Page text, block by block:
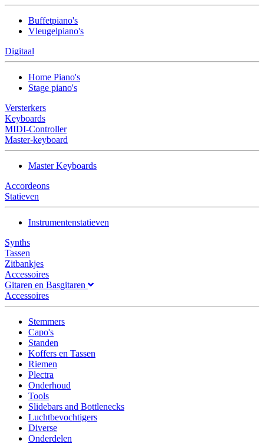
Buffetpiano's
Vleugelpiano's
Digitaal
Home Piano's
Stage piano's
Versterkers
Keyboards
MIDI-Controller
Master-keyboard
Master Keyboards
Accordeons
Statieven
Instrumentenstatieven
Synths
Tassen
Zitbankjes
Accessoires
Gitaren en Basgitaren
Accessoires
Stemmers
Capo's
Standen
Koffers en Tassen
Riemen
Plectra
Onderhoud
Tools
Slidebars and Bottlenecks
Luchtbevochtigers
Diverse
Onderdelen